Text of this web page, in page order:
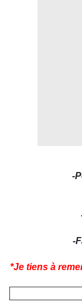
-
-
*Je tiens à